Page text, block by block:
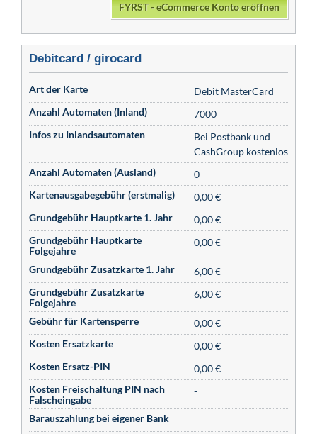
FYRST - eCommerce Konto eröffnen
Debitcard / girocard
Art der Karte
Debit MasterCard
Anzahl Automaten (Inland)
7000
Infos zu Inlandsautomaten
Bei Postbank und
CashGroup kostenlos
Anzahl Automaten (Ausland)
0
Kartenausgabegebühr (erstmalig)
0,00 €
Grundgebühr Hauptkarte 1. Jahr
0,00 €
Grundgebühr Hauptkarte
Folgejahre
0,00 €
Grundgebühr Zusatzkarte 1. Jahr
6,00 €
Grundgebühr Zusatzkarte
Folgejahre
6,00 €
Gebühr für Kartensperre
0,00 €
Kosten Ersatzkarte
0,00 €
Kosten Ersatz-PIN
0,00 €
Kosten Freischaltung PIN nach
Falscheingabe
-
Barauszahlung bei eigener Bank
-